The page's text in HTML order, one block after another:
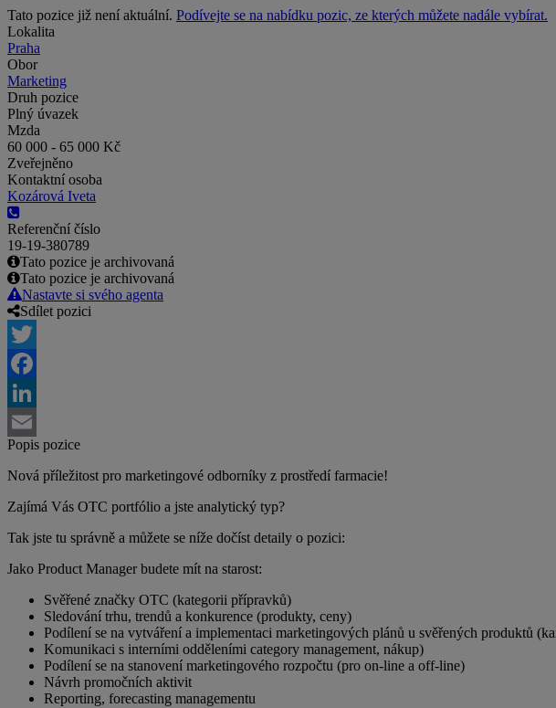
Tato pozice již není aktuální. Podívejte se na nabídku pozic, ze kterých můžete nadále vybírat.
Lokalita
Praha
Obor
Marketing
Druh pozice
Plný úvazek
Mzda
60 000 - 65 000 Kč
Zveřejněno
Kontaktní osoba
Kozárová Iveta
Referenční číslo
19-19-380789
Tato pozice je archivovaná
Tato pozice je archivovaná
Nastavte si svého agenta
Sdílet pozici
Twitter
Facebook
LinkedIn
Email
Popis pozice
Nová příležitost pro marketingové odborníky z prostředí farmacie!
Zajímá Vás OTC portfólio a jste analytický typ?
Tak jste tu správně a můžete se níže dočíst detaily o pozici:
Jako Product Manager budete mít na starost:
Svěřené značky OTC (kategorii přípravků)
Sledování trhu, trendů a konkurence (produkty, ceny)
Podílení se na vytváření a implementaci marketingových plánů u svěřených produktů
Komunikaci s interními odděleními category management, nákup)
Podílení se na stanovení marketingového rozpočtu (pro on-line a off-line)
Návrh promočních aktivit
Reporting, forecasting managementu